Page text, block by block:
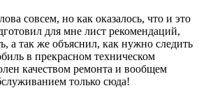
совсем, но как оказалось, что и это
для мне лист рекомендаций,
а так же объяснил, как нужно следить
в прекрасном техническом
качеством ремонта и вообщем
только сюда!